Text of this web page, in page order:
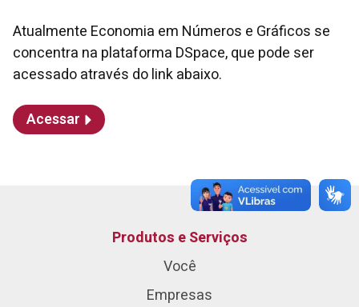
Atualmente Economia em Números e Gráficos se
concentra na plataforma DSpace, que pode ser
acessado através do link abaixo.
Acessar
Produtos e Serviços
Você
Empresas